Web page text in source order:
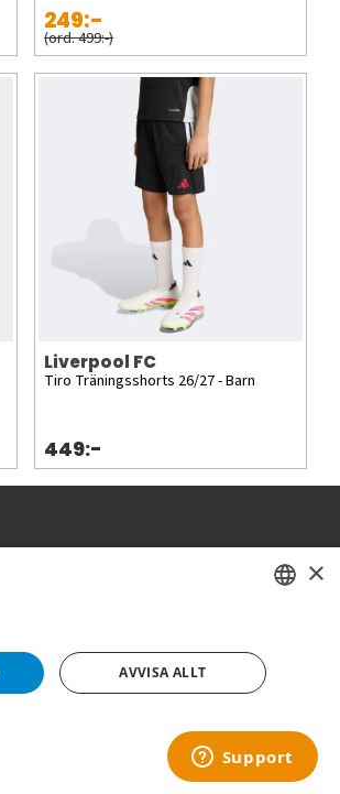
249:-
(ord. 499:-)
Liverpool FC
Tiro Träningsshorts 26/27 - Barn
449:-
FI
×
AVVISA ALLT